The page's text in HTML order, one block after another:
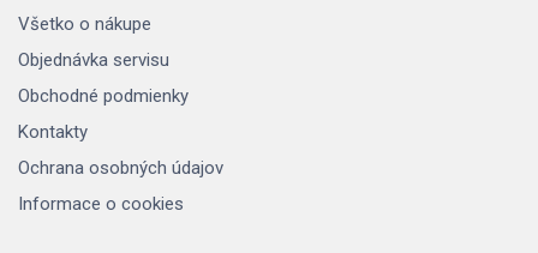
Všetko o nákupe
Objednávka servisu
Obchodné podmienky
Kontakty
Ochrana osobných údajov
Informace o cookies